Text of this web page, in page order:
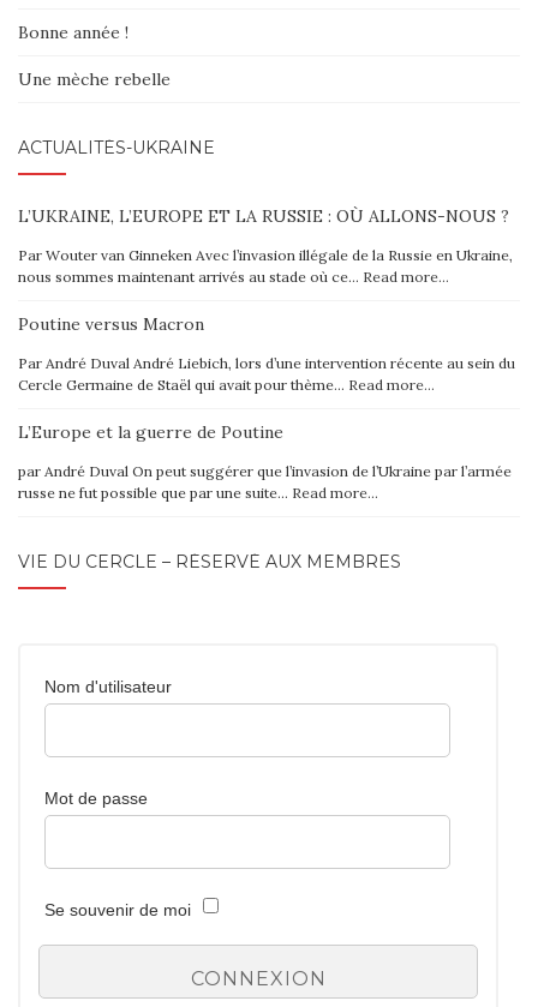
Bonne année !
Une mèche rebelle
ACTUALITÉS-UKRAINE
L’UKRAINE, L’EUROPE ET LA RUSSIE : OÙ ALLONS-NOUS ?
Par Wouter van Ginneken Avec l’invasion illégale de la Russie en Ukraine,
nous sommes maintenant arrivés au stade où ce… Read more…
Poutine versus Macron
Par André Duval André Liebich, lors d’une intervention récente au sein du
Cercle Germaine de Staël qui avait pour thème… Read more…
L’Europe et la guerre de Poutine
par André Duval On peut suggérer que l’invasion de l’Ukraine par l’armée
russe ne fut possible que par une suite… Read more…
VIE DU CERCLE – RÉSERVÉ AUX MEMBRES
Nom d'utilisateur
Mot de passe
Se souvenir de moi